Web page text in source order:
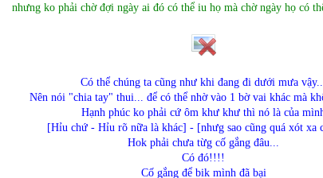
nhưng ko phải chờ đợi ngày ai đó có thể iu họ mà chờ ngày họ có
Có thể chúng ta cũng như khi đang đi dưới mưa
Nên nói "chia tay" thui... để có thể nhờ vào 1 bờ vai khác mà
Hạnh phúc ko phải cứ ôm khư khư thì nó là của
[Hỉu chứ - Hỉu rõ nữa là khác] - [nhưg sao cũng quá xót xa
Hok phải chưa từg cố gắng đâu...
Có đó!!!!
Cố gắng để bik mình đã bại